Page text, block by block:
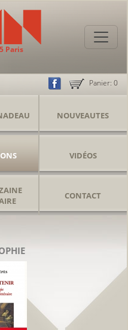
Paris
Panier: 0
NOUVEAUTES
VIDÉOS
CONTACT